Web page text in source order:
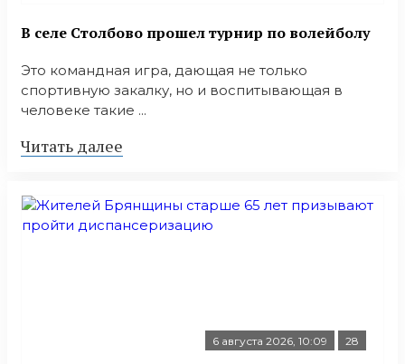
В селе Столбово прошел турнир по волейболу
Это командная игра, дающая не только
спортивную закалку, но и воспитывающая в
человеке такие ...
Читать далее
6 августа 2026, 10:09 28